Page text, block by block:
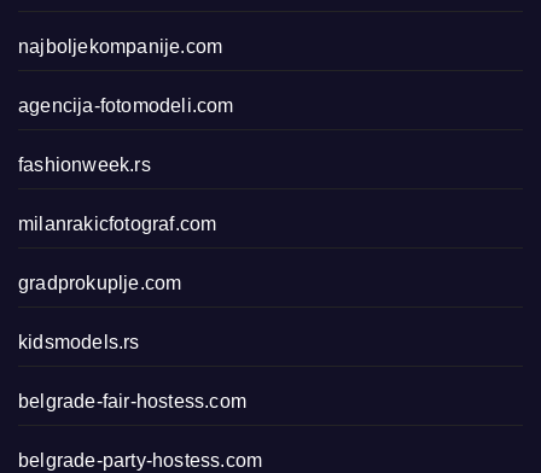
najboljekompanije.com
agencija-fotomodeli.com
fashionweek.rs
milanrakicfotograf.com
gradprokuplje.com
kidsmodels.rs
belgrade-fair-hostess.com
belgrade-party-hostess.com